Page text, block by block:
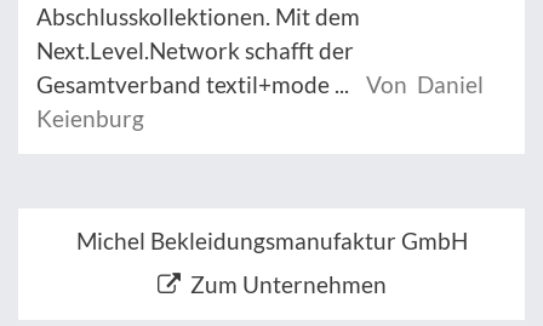
Abschlusskollektionen. Mit dem
Next.Level.Network schafft der
Gesamtverband textil+mode ...
Von Daniel
Keienburg
Michel Bekleidungsmanufaktur GmbH
Zum Unternehmen